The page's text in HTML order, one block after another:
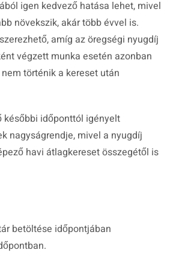
igen kedvező hatása lehet, mivel
növekszik, akár több évvel is.
amíg az öregségi nyugdíj
végzett munka esetén azonban
történik a kereset után
időponttól igényelt
nagyságrendje, mivel a nyugdíj
havi átlagkereset összegétől is
betöltése időpontjában